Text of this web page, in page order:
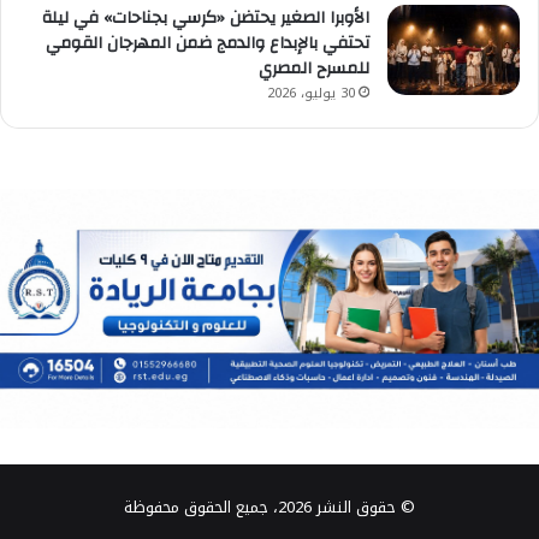
الأوبرا الصغير يحتضن «كرسي بجناحات» في ليلة
تحتفي بالإبداع والدمج ضمن المهرجان القومي
للمسرح المصري
30 يوليو، 2026
© حقوق النشر 2026، جميع الحقوق محفوظة